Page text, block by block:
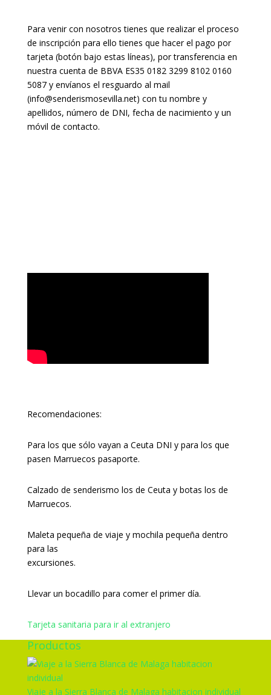
Para venir con nosotros tienes que realizar el proceso
de inscripción para ello tienes que hacer el pago por
tarjeta (botón bajo estas líneas), por transferencia en
nuestra cuenta de BBVA ES35 0182 3299 8102 0160
5087 y envíanos el resguardo al mail
(info@senderismosevilla.net) con tu nombre y
apellidos, número de DNI, fecha de nacimiento y un
móvil de contacto.
Recomendaciones:
Para los que sólo vayan a Ceuta DNI y para los que
pasen Marruecos pasaporte.
Calzado de senderismo los de Ceuta y botas los de
Marruecos.
Maleta pequeña de viaje y mochila pequeña dentro
para las
excursiones.
Llevar un bocadillo para comer el primer día.
Tarjeta sanitaria para ir al extranjero
Productos
Viaje a la Sierra Blanca de Malaga habitacion individual